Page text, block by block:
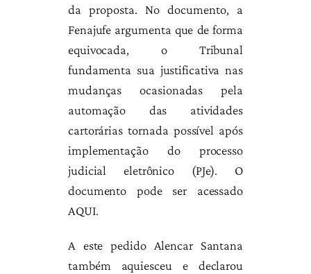
da proposta. No documento, a
Fenajufe argumenta que de forma
equivocada, o Tribunal
fundamenta sua justificativa nas
mudanças ocasionadas pela
automação das atividades
cartorárias tornada possível após
implementação do processo
judicial eletrônico (PJe). O
documento pode ser acessado
AQUI.
A este pedido Alencar Santana
também aquiesceu e declarou